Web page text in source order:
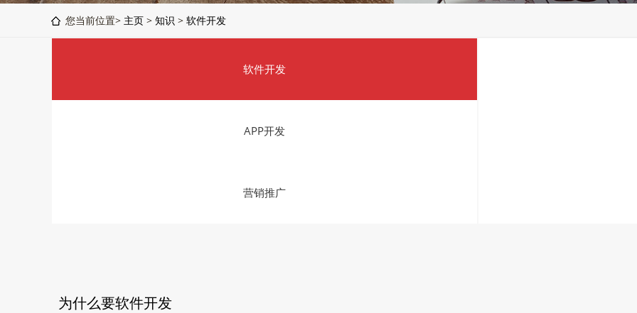
您当前位置> 主页 > 知识 > 软件开发
软件开发
APP开发
营销推广
为什么要软件开发